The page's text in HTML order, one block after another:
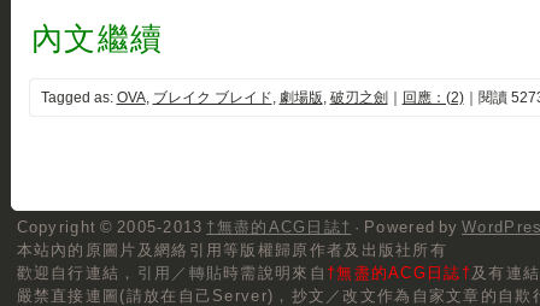
內文繼續
Tagged as: OVA, ブレイク ブレイド, 劇場版, 破刃之劍 回應：(2)｜閱讀
Copyright © 2005-2013 †無盡的ACG日誌† · Powered by
本站內的原圖片及網絡引用等版權歸原作者及出版社所有
歡迎自行連結， 引用／轉貼時需說明來自 †無盡的ACG日誌†及有連
嚴禁直接連圖(請放在自己Server)，抄文／改文作為自家文章的自欺